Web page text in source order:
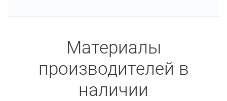
Материалы
производителей в
наличии